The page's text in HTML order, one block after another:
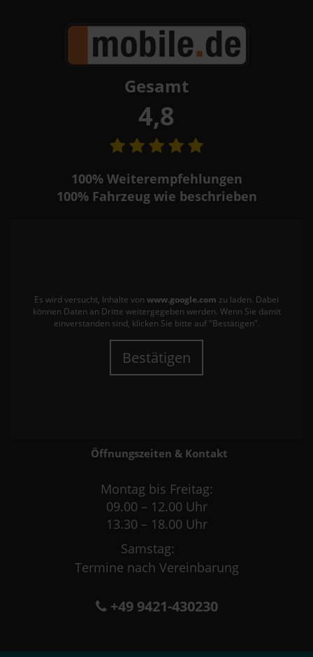
Gesamt
4,8
100%Weiterempfehlungen
100%Fahrzeug wie beschrieben
Es wird versucht, Inhalte von www.google.com zu laden. Dabei
können Daten an Dritte weitergegeben werden. Wenn Sie damit
einverstanden sind, klicken Sie bitte auf "Bestätigen".
Bestätigen
Öffnungszeiten & Kontakt
Montag bis Freitag:
09.00 – 12.00 Uhr
13.30 – 18.00 Uhr
Samstag:
Termine nach Vereinbarung
+49 9421-430230